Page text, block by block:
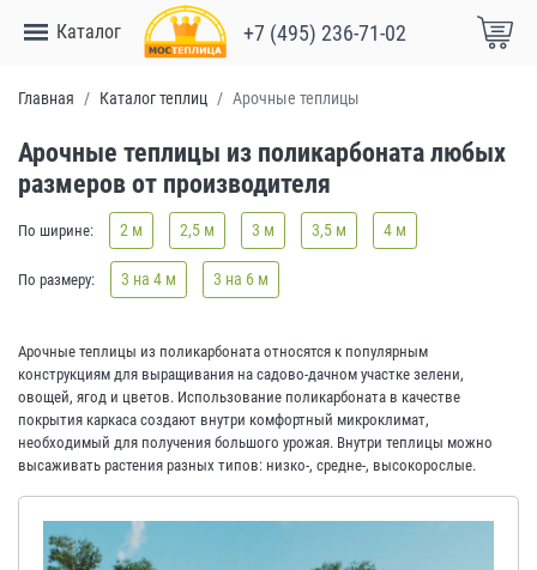
Каталог +7 (495) 236-71-02
Главная Каталог теплиц Арочные теплицы
Арочные теплицы из поликарбоната любых
размеров от производителя
По ширине: 2 м 2,5 м 3 м 3,5 м 4 м
По размеру: 3 на 4 м 3 на 6 м
Арочные теплицы из поликарбоната относятся к популярным
конструкциям для выращивания на садово-дачном участке зелени,
овощей, ягод и цветов. Использование поликарбоната в качестве
покрытия каркаса создают внутри комфортный микроклимат,
необходимый для получения большого урожая. Внутри теплицы можно
высаживать растения разных типов: низко-, средне-, высокорослые.